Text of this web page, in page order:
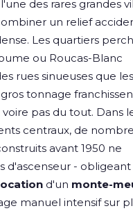
des rares grandes
un relief
Les quartiers
ou Roucas-Blanc
rues sinueuses que les
tonnage
pas du tout. Dans
centraux, de
avant 1950 ne
d'ascenseur - obligeant
d'un monte-
manuel intensif sur